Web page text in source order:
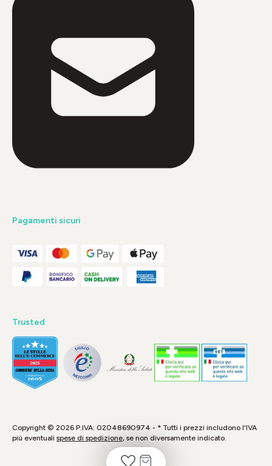
Pagamenti sicuri
Trusted
Copyright © 2026 P.IVA: 02048690974 - * Tutti i prezzi includono l'IVA
più eventuali spese di spedizione, se non diversamente indicato.